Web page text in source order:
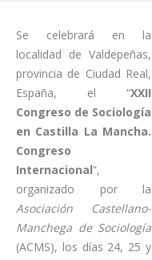
Se celebrará en la
localidad de Valdepeñas,
provincia de Ciudad Real,
España, el “XXII
Congreso de Sociología
en Castilla La Mancha.
Congreso
Internacional”,
organizado por la
Asociación Castellano-
Manchega de Sociología
(ACMS), los días 24, 25 y